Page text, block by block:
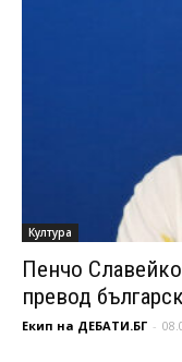
Култура
Пенчо
превод
Екип на ДЕБАТИ.БГ -